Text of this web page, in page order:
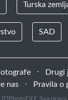
Turska
SAD
⋅ Drugi
nas ⋅ Pravila o